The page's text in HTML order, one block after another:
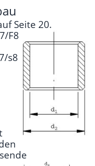
Seite 20.
F8
s8